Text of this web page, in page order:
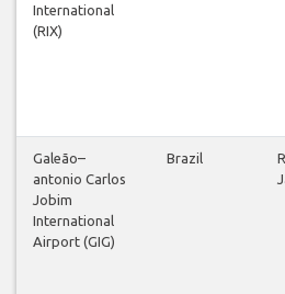
International
(RIX)
Galeão–
antonio Carlos
Jobim
International
Airport (GIG)
Brazil